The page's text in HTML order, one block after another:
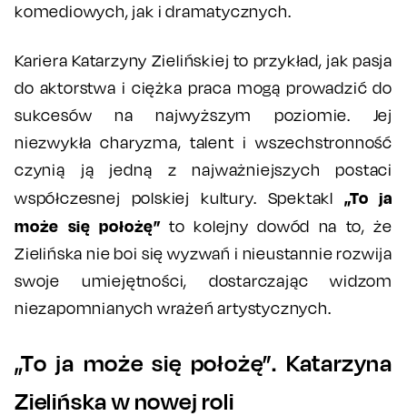
komediowych, jak i dramatycznych.
Kariera Katarzyny Zielińskiej to przykład, jak pasja
do aktorstwa i ciężka praca mogą prowadzić do
sukcesów na najwyższym poziomie. Jej
niezwykła charyzma, talent i wszechstronność
czynią ją jedną z najważniejszych postaci
współczesnej polskiej kultury. Spektakl „To ja
może się położę”to kolejny dowód na to, że
Zielińska nie boi się wyzwań i nieustannie rozwija
swoje umiejętności, dostarczając widzom
niezapomnianych wrażeń artystycznych.
„To ja może się położę”. Katarzyna
Zielińska w nowej roli